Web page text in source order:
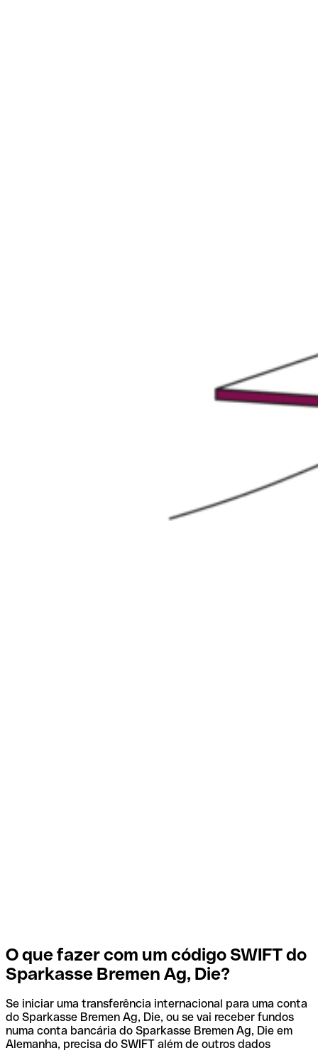
O que fazer com um código SWIFT do
Sparkasse Bremen Ag, Die?
Se iniciar uma transferência internacional para uma conta
do Sparkasse Bremen Ag, Die, ou se vai receber fundos
numa conta bancária do Sparkasse Bremen Ag, Die em
Alemanha, precisa do SWIFT além de outros dados